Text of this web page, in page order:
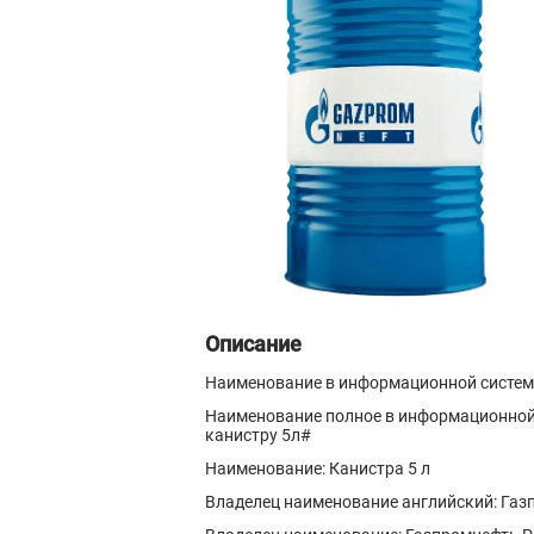
Описание
Наименование в информационной
Наименование полное в
канистру 5л#
Наименование: Канистра 5 л
Владелец наименование английский: